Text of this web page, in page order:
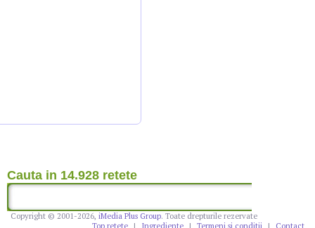
Cauta in 14.928 retete
Copyright © 2001-2026, iMedia Plus Group. Toate drepturile rezervate
Top retete
| Ingrediente | Termeni si conditii | Contact